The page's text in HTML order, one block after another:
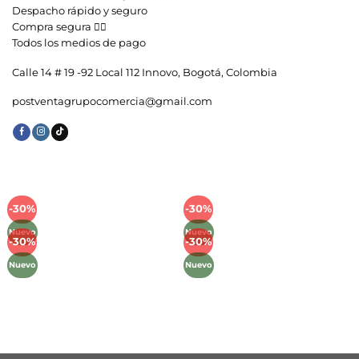
Despacho rápido y seguro
Compra segura 👇🏼
Todos los medios de pago
Calle 14 # 19 -92 Local 112 Innovo, Bogotá, Colombia
postventagrupocomercia@gmail.com
-30%
Nuevo
-30%
Nuevo
-30%
Nuevo
-30%
Nuevo